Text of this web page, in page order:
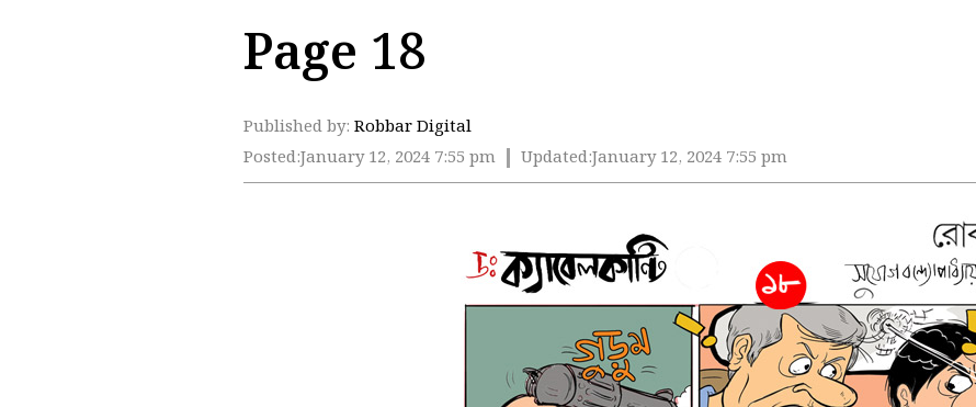
Page 18
Published by: Robbar Digital
Posted:January 12, 2024 7:55 pm Updated:January 12, 2024 7:55 pm